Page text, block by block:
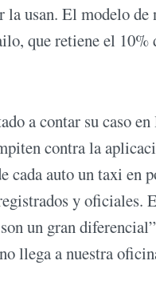
usan. El modelo
que retiene el
a contar su caso
contra la
cada auto un taxi en
y oficiales.
un gran
llega a nuestra